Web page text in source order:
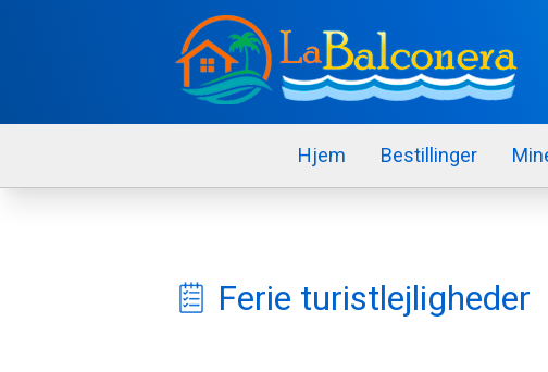
Hjem Bestillinger
Ferie turistlejligheder